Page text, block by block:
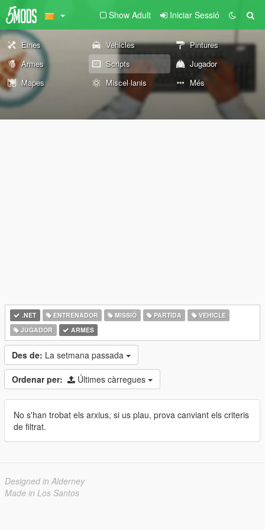
Show Adult Iniciar Sessió
Eines Vehicles
Pintures
Armes
Scripts
Jugador
Mapes
Miscel·lanis Més
.NET ENTRENADOR MISSIÓ PARTIDA
VEHICLE
JUGADOR
ARMES
Des de: La setmana passada
Ordenar per: Últimes càrregues
No s'han trobat els arxius, si us plau, prova canviant els criteris
de filtrat.
Designed in Alderney
Made in Los Santos